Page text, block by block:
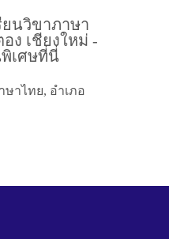
ยนวิขาภาษา
ง เชียงใหม่ -
เศษที่นี่
ษาไทย, อำเภอ